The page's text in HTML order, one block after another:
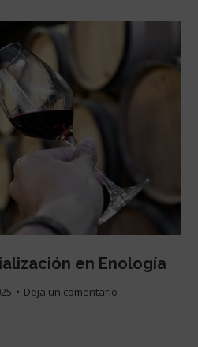
en Enología
Deja un comentario